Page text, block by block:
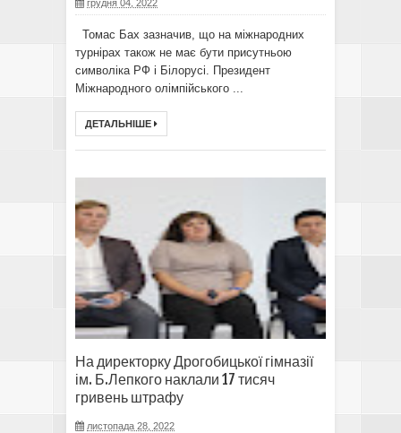
грудня 04, 2022
Томас Бах зазначив, що на міжнародних
турнірах також не має бути присутньою
символіка РФ і Білорусі. Президент
Міжнародного олімпійського ...
ДЕТАЛЬНІШЕ
На директорку Дрогобицької гімназії
ім. Б.Лепкого наклали 17 тисяч
гривень штрафу
листопада 28, 2022